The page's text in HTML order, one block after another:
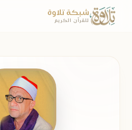
شبكة تلاوة
للقرآن الكريم